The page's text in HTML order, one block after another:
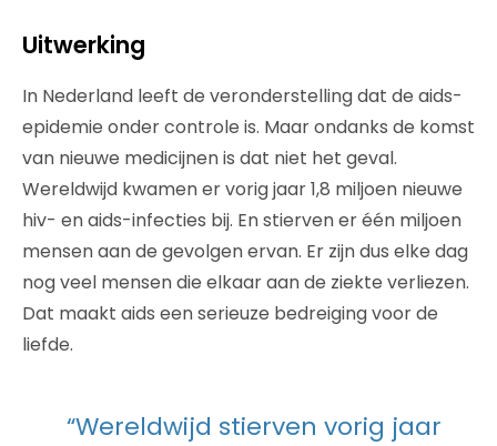
Uitwerking
In Nederland leeft de veronderstelling dat de aids-
epidemie onder controle is. Maar ondanks de komst
van nieuwe medicijnen is dat niet het geval.
Wereldwijd kwamen er vorig jaar 1,8 miljoen nieuwe
hiv- en aids-infecties bij. En stierven er één miljoen
mensen aan de gevolgen ervan. Er zijn dus elke dag
nog veel mensen die elkaar aan de ziekte verliezen.
Dat maakt aids een serieuze bedreiging voor de
liefde.
“Wereldwijd stierven vorig jaar